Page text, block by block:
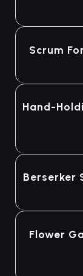
Scrum
Hand-
Berserker
Flower